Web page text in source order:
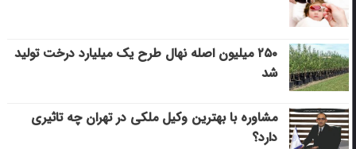
۲۵۰ میلیون اصله نهال طرح یک میلیارد درخت تولید
شد
مشاوره با بهترین وکیل ملکی در تهران چه تاثیری
دارد؟